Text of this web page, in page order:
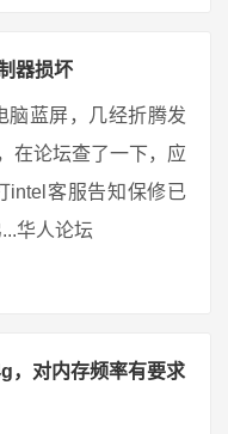
器损坏
脑蓝屏，几经折腾发
在论坛查了一下，应
intel客服告知保修已
华人论坛
，对内存频率有要求